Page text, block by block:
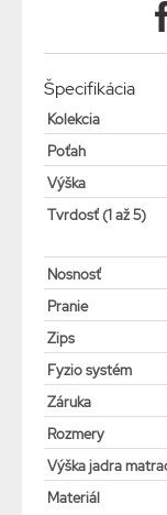
Špecifikácia
Kolekcia
Poťah
Výška
Tvrdosť (1 až 5)
Nosnosť
Pranie
Zips
Fyzio systém
Záruka
Rozmery
Výška jadra
Materiál